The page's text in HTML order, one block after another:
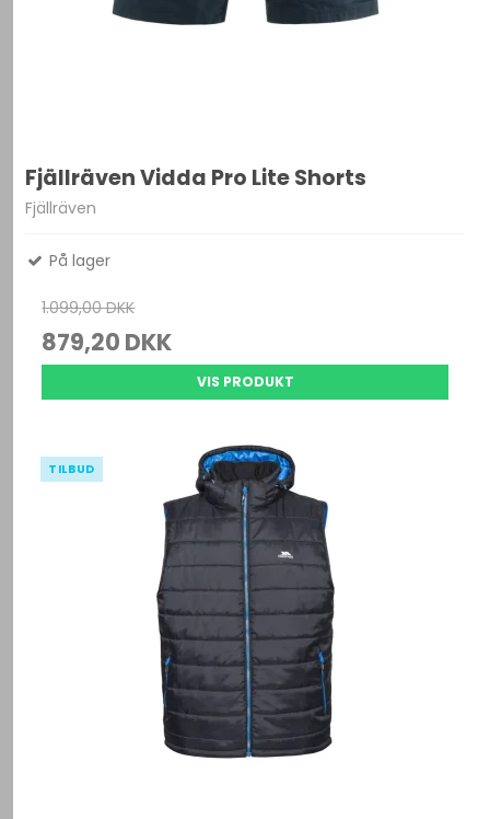
Fjällräven Vidda Pro Lite Shorts
Fjällräven
På lager
1.099,00 DKK
879,20 DKK
VIS PRODUKT
TILBUD